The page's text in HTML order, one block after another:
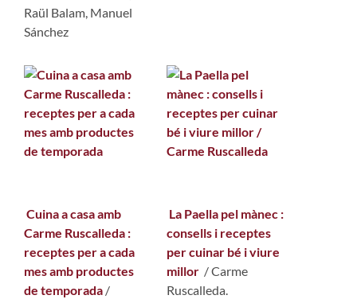
Raül Balam, Manuel
Sánchez
Cuina a casa amb
Carme Ruscalleda :
receptes per a cada
mes amb productes
de temporada /
La Paella pel mànec :
consells i receptes
per cuinar bé i viure
millor /Carme
Ruscalleda.